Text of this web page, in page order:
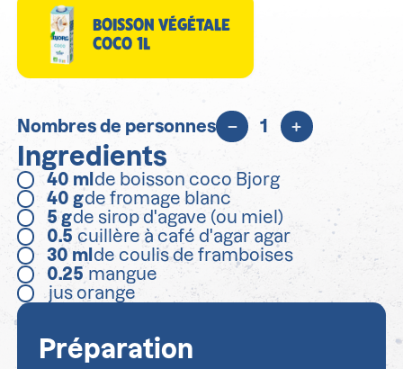
BOISSON VÉGÉTALE
COCO 1L
Nombres de personnes 1
Ingredients
40 ml de boisson coco Bjorg
40 gde fromage blanc
5 gde sirop d'agave (ou miel)
0.5 cuillère à café d'agar agar
30 ml de coulis de framboises
0.25 mangue
jus orange
Préparation